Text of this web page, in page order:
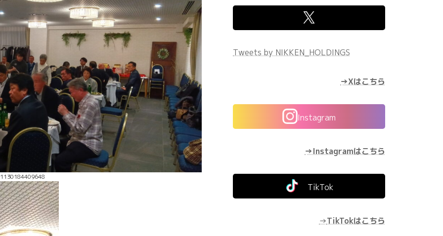
Tweets by NIKKEN_HOLDINGS
→Xはこちら
Instagram
→Instagramはこちら
TikTok
→TikTokはこちら